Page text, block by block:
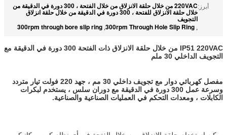
أبرز: 220VAC من خلال حلقة الانزلاق من خلال الفتحة ، 300 دورة في الدقيقة من
خلال حلقة الانزلاق للفتحة ، 300 دورة في الدقيقة من خلال حلقة انزلاق
التجويف
,
300rpm Through Hole Slip Ring
,
300rpm through bore slip ring
IP51 220VAC من خلال حلقة الانزلاق ذات الفتحة 300 دورة في الدقيقة مع
التجويف الداخلي 30 ملم
مفصل كهربائي دوار مع تجويف داخلي 30 مم ، جهد 220 فولت تيار متردد
وسرعة عمل 300 دورة في الدقيقة مع دوران سلس ، يستخدم لبكرات
الكابلات ، ومعدات التحكم في العمليات الصناعية والصناعية.